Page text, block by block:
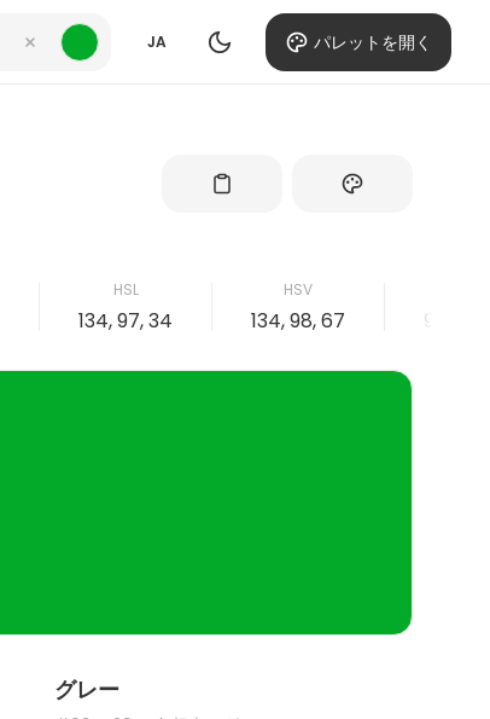
JA パレットを開く
HSL
134, 97, 34
HSV
134, 98, 67 98, 0,
グレー